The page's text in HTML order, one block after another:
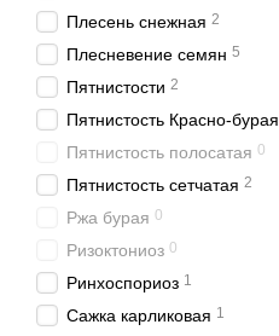
Плесень снежная 2
Плесневение семян 5
Пятнистости 2
Пятнистость Красно-бурая
Пятнистость полосатая 0
Пятнистость сетчатая 2
Ржа бурая 0
Ризоктониоз 0
Ринхоспориоз 1
Сажка карликовая 1